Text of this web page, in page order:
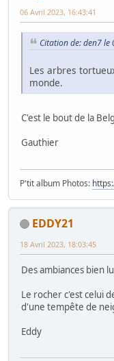
06 Avril 2023, 16:43:41
Citation de: den7
Les arbres
monde.
C'est le bout de la
Gauthier
P'tit album Photos:
EDDY21
18 Avril 2023, 18:03:45
Des ambiances bien
Le rocher c'est celui
d'une tempête de
Eddy